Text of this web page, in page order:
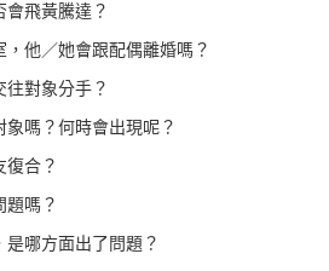
會飛黃騰達？
他／她會跟配偶離婚嗎？
往對象分手？
嗎？何時會出現呢？
復合？
題嗎？
是哪方面出了問題？